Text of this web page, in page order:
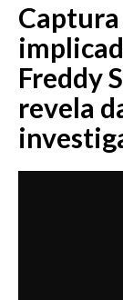
Freddy
revela